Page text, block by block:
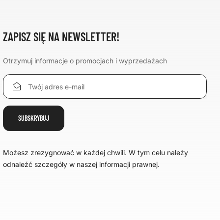
ZAPISZ SIĘ NA NEWSLETTER!
Otrzymuj informacje o promocjach i wyprzedażach
Możesz zrezygnować w każdej chwili. W tym celu należy
odnaleźć szczegóły w naszej informacji prawnej.